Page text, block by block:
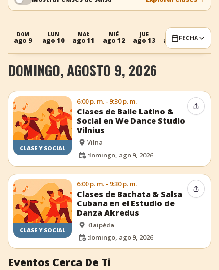
+ Añadir evento
DOM
ago 9
LUN
ago 10
MAR
ago 11
MIÉ
ago 12
JUE
ago 13
DOM
ago 16
LUN
ago 17
FECHA
DOMINGO, AGOSTO 9, 2026
CLASE Y SOCIAL
6:00 p. m. - 9:30 p. m.
Clases de Baile Latino &
Social en We Dance Studio
Vilnius
Vilna
domingo, ago 9, 2026
CLASE Y SOCIAL
6:00 p. m. - 9:30 p. m.
Clases de Bachata & Salsa
Cubana en el Estudio de
Danza Akredus
Klaipėda
domingo, ago 9, 2026
Eventos Cerca De Ti